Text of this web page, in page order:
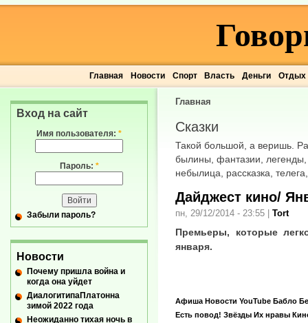
Главная Новости Спорт Власть Деньги Отдых
Главная
Сказки
Такой большой, а веришь.
былины, фантазии,
небылица, рассказка,
Дайджест кино/
пн, 29/12/2014 - 23:55 | Tort
Премьеры, которые
января.
Афиша Новости YouTube Бабло
Есть повод! Звёзды Их нравы
Вход на сайт
Имя пользователя: *
Пароль: *
Забыли пароль?
Новости
Почему пришла война и
когда она уйдет
ДиалогитипаПлатонна
зимой 2022 года
Неожиданно тихая ночь в